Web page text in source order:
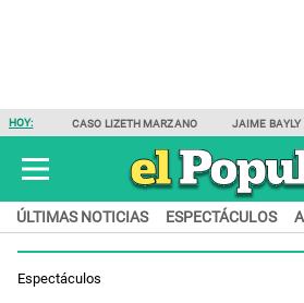
HOY: CASO LIZETH MARZANO JAIME BAYLY
ÚLTIMAS NOTICIAS ESPECTÁCULOS
Espectáculos